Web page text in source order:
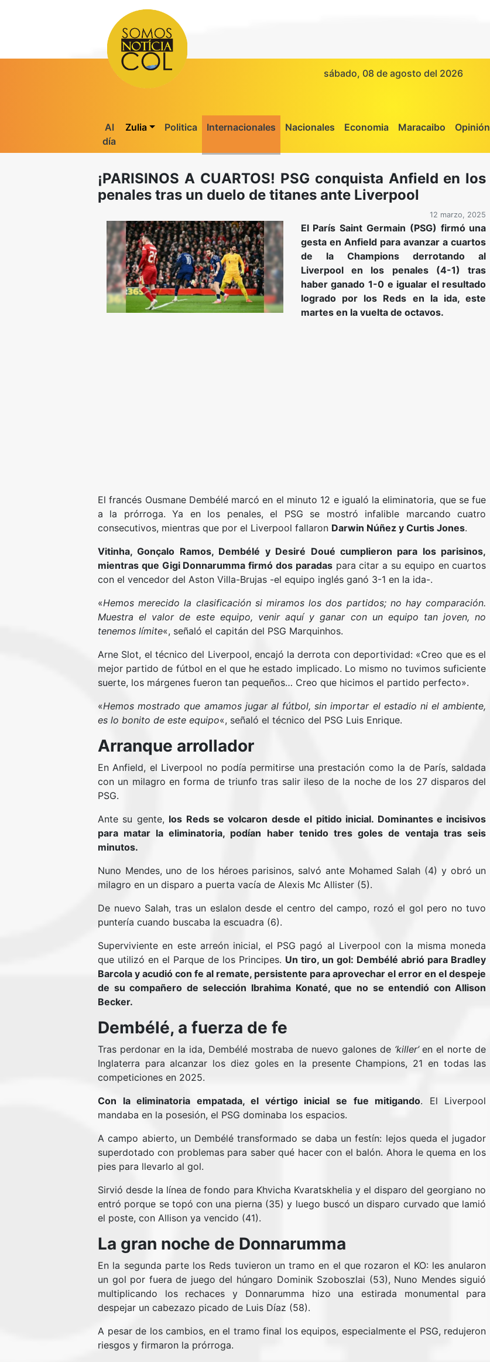
sábado, 08 de agosto del 2026
Al
día
Zulia Politica Internacionales Nacionales Economia Maracaibo Opinión
¡PARISINOS A CUARTOS! PSG conquista Anfield en los
penales tras un duelo de titanes ante Liverpool
12 marzo, 2025
El París Saint Germain (PSG) firmó una
gesta en Anfield para avanzar a cuartos
de la Champions derrotando al
Liverpool en los penales (4-1) tras
haber ganado 1-0 e igualar el resultado
logrado por los Reds en la ida, este
martes en la vuelta de octavos.
El francés Ousmane Dembélé marcó en el minuto 12 e igualó la eliminatoria, que se fue
a la prórroga. Ya en los penales, el PSG se mostró infalible marcando cuatro
consecutivos, mientras que por el Liverpool fallaron Darwin Núñez y Curtis Jones.
Vitinha, Gonçalo Ramos, Dembélé y Desiré Doué cumplieron para los parisinos,
mientras que Gigi Donnarumma firmó dos paradaspara citar a su equipo en cuartos
con el vencedor del Aston Villa-Brujas -el equipo inglés ganó 3-1 en la ida-.
«Hemos merecido la clasificación si miramos los dos partidos; no hay comparación.
Muestra el valor de este equipo, venir aquí y ganar con un equipo tan joven, no
tenemos límite«, señaló el capitán del PSG Marquinhos.
Arne Slot, el técnico del Liverpool, encajó la derrota con deportividad: «Creo que es el
mejor partido de fútbol en el que he estado implicado. Lo mismo no tuvimos suficiente
suerte, los márgenes fueron tan pequeños… Creo que hicimos el partido perfecto».
«Hemos mostrado que amamos jugar al fútbol, sin importar el estadio ni el ambiente,
es lo bonito de este equipo«, señaló el técnico del PSG Luis Enrique.
Arranque arrollador
En Anfield, el Liverpool no podía permitirse una prestación como la de París, saldada
con un milagro en forma de triunfo tras salir ileso de la noche de los 27 disparos del
PSG.
Ante su gente, los Reds se volcaron desde el pitido inicial. Dominantes e incisivos
para matar la eliminatoria, podían haber tenido tres goles de ventaja tras seis
minutos.
Nuno Mendes, uno de los héroes parisinos, salvó ante Mohamed Salah (4) y obró un
milagro en un disparo a puerta vacía de Alexis Mc Allister (5).
De nuevo Salah, tras un eslalon desde el centro del campo, rozó el gol pero no tuvo
puntería cuando buscaba la escuadra (6).
Superviviente en este arreón inicial, el PSG pagó al Liverpool con la misma moneda
que utilizó en el Parque de los Principes. Un tiro, un gol: Dembélé abrió para Bradley
Barcola y acudió con fe al remate, persistente para aprovechar el error en el despeje
de su compañero de selección Ibrahima Konaté, que no se entendió con Allison
Becker.
Dembélé, a fuerza de fe
Tras perdonar en la ida, Dembélé mostraba de nuevo galones de ‘killer’en el norte de
Inglaterra para alcanzar los diez goles en la presente Champions, 21 en todas las
competiciones en 2025.
Con la eliminatoria empatada, el vértigo inicial se fue mitigando. El Liverpool
mandaba en la posesión, el PSG dominaba los espacios.
A campo abierto, un Dembélé transformado se daba un festín: lejos queda el jugador
superdotado con problemas para saber qué hacer con el balón. Ahora le quema en los
pies para llevarlo al gol.
Sirvió desde la línea de fondo para Khvicha Kvaratskhelia y el disparo del georgiano no
entró porque se topó con una pierna (35) y luego buscó un disparo curvado que lamió
el poste, con Allison ya vencido (41).
La gran noche de Donnarumma
En la segunda parte los Reds tuvieron un tramo en el que rozaron el KO: les anularon
un gol por fuera de juego del húngaro Dominik Szoboszlai (53), Nuno Mendes siguió
multiplicando los rechaces y Donnarumma hizo una estirada monumental para
despejar un cabezazo picado de Luis Díaz (58).
A pesar de los cambios, en el tramo final los equipos, especialmente el PSG, redujeron
riesgos y firmaron la prórroga.